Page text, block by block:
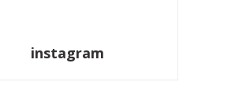
instagram